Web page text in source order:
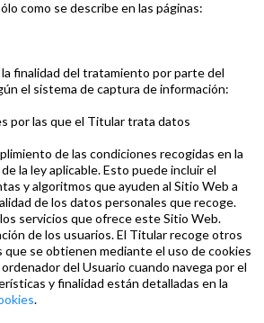
como se describe en las páginas:
finalidad del tratamiento por parte del
el sistema de captura de información:
por las que el Titular trata datos
de las condiciones recogidas en la
la ley aplicable. Esto puede incluir el
y algoritmos que ayuden al Sitio Web a
de los datos personales que recoge.
servicios que ofrece este Sitio Web.
de los usuarios. El Titular recoge otros
se obtienen mediante el uso de cookies
del Usuario cuando navega por el
y finalidad están detalladas en la
.